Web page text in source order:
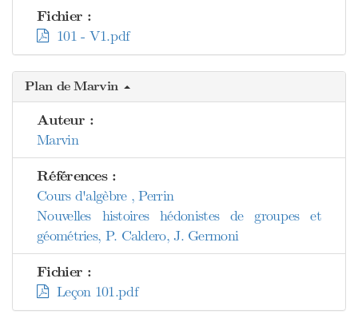
Fichier :
101 - V1.pdf
Plan de Marvin
Auteur :
Marvin
Références :
Cours d'algèbre , Perrin
Nouvelles histoires hédonistes de groupes et
géométries, P. Caldero, J. Germoni
Fichier :
Leçon 101.pdf